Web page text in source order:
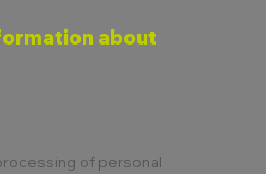
about
of personal